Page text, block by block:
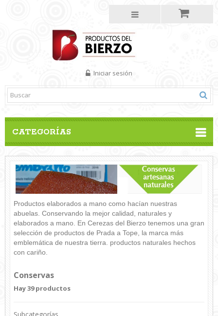
CATEGORÍAS
Iniciar sesión
Productos elaborados a mano como hacían nuestras
abuelas. Conservando la mejor calidad, naturales y
elaborados a mano. En Cerezas del Bierzo tenemos una gran
selección de productos de Prada a Tope, la marca más
emblemática de nuestra tierra. productos naturales hechos
con cariño.
Conservas
Hay 39 productos
Subcategorías